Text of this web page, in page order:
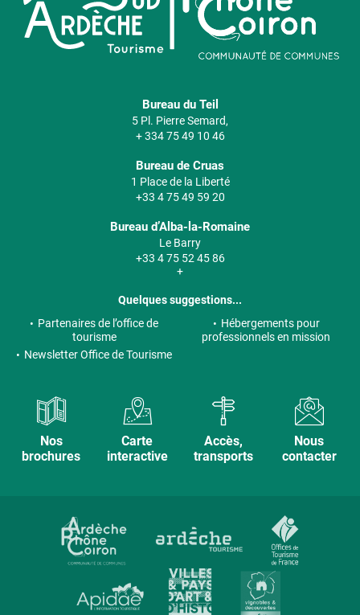
Bureau du Teil
5 Pl. Pierre Semard,
+ 334 75 49 10 46
Bureau de Cruas
1 Place de la Liberté
+33 4 75 49 59 20
Bureau d’Alba-la-Romaine
Le Barry
+33 4 75 52 45 86
+
Quelques suggestions...
Partenaires de l’office de
tourisme
Hébergements pour
professionnels en mission
Newsletter Office de Tourisme
Nos
brochures
Carte
interactive
Accès,
transports
Nous
contacter